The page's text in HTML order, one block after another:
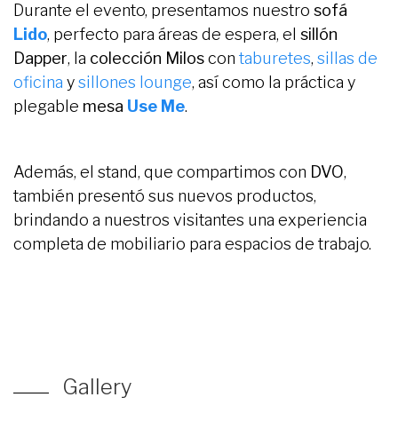
Durante el evento, presentamos nuestro sofá
Lido, perfecto para áreas de espera, el sillón
Dapper, la colección Miloscon taburetes, sillas de
oficina ysillones lounge, así como la práctica y
plegable mesa Use Me.
Además, el stand, que compartimos con DVO,
también presentó sus nuevos productos,
brindando a nuestros visitantes una experiencia
completa de mobiliario para espacios de trabajo.
Gallery